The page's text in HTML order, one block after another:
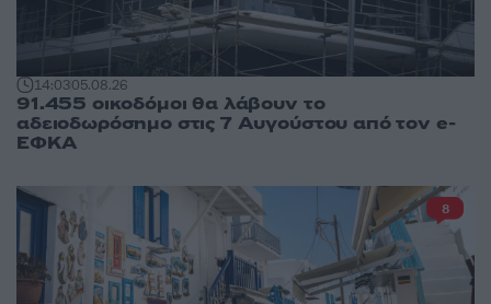
14:0305.08.26
91.455 οικοδόμοι θα λάβουν το
αδειοδωρόσημο στις 7 Αυγούστου από τον e-
ΕΦΚΑ
8